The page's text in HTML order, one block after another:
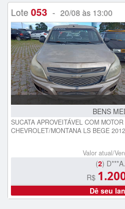
Lote 053 - 20/08 às 13:00
BENS
SUCATA APROVEITÁVEL COM
CHEVROLET/MONTANA LS BEGE
Valor atual/
(2)
R$
Dê seu